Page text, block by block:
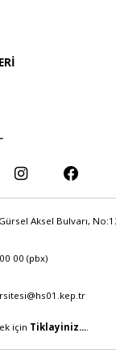
Aksel Bulvarı,
00 (pbx)
için Tiklayiniz....